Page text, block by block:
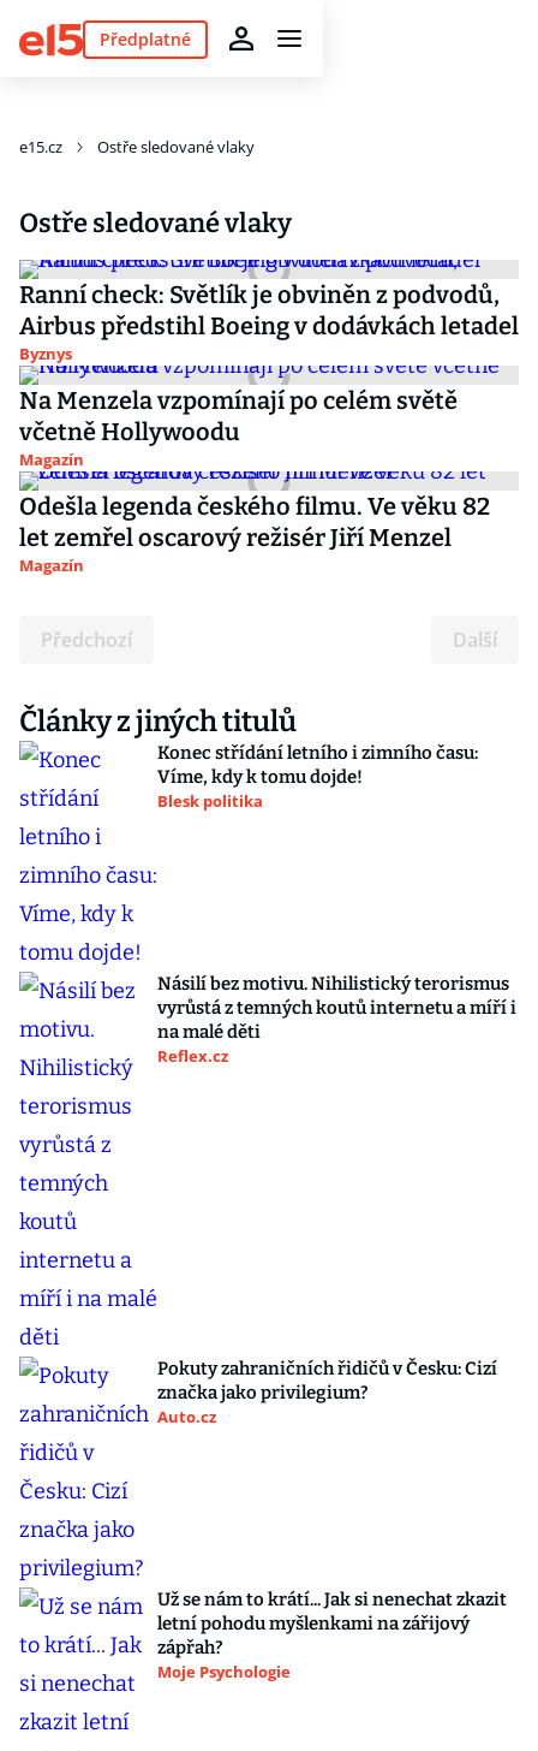
Předplatné
e15.cz Ostře sledované vlaky
Ostře sledované vlaky
Ranní check: Světlík je obviněn z podvodů,
Airbus předstihl Boeing v dodávkách letadel
Byznys
Na Menzela vzpomínají po celém světě
včetně Hollywoodu
Magazín
Odešla legenda českého filmu. Ve věku 82
let zemřel oscarový režisér Jiří Menzel
Magazín
Předchozí Další
Články z jiných titulů
Konec střídání letního i zimního času:
Víme, kdy k tomu dojde!
Blesk politika
Násilí bez motivu. Nihilistický terorismus
vyrůstá z temných koutů internetu a míří i
na malé děti
Reflex.cz
Pokuty zahraničních řidičů v Česku: Cizí
značka jako privilegium?
Auto.cz
Už se nám to krátí... Jak si nenechat zkazit
letní pohodu myšlenkami na zářijový
zápřah?
Moje Psychologie